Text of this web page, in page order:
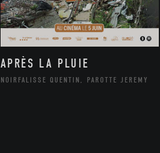
APRÈS LA PLUIE
NOIRFALISSE QUENTIN, PAROTTE JEREMY